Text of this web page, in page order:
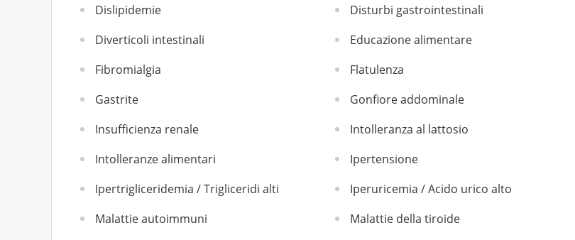
Dislipidemie
Disturbi gastrointestinali
Diverticoli intestinali
Educazione alimentare
Fibromialgia
Flatulenza
Gastrite
Gonfiore addominale
Insufficienza renale
Intolleranza al lattosio
Intolleranze alimentari
Ipertensione
Ipertrigliceridemia / Trigliceridi alti
Iperuricemia / Acido urico alto
Malattie autoimmuni
Malattie della tiroide